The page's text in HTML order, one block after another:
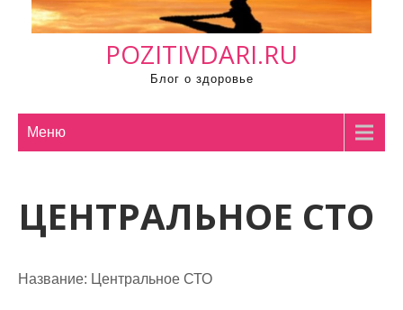
POZITIVDARI.RU
Блог о здоровье
Меню
ЦЕНТРАЛЬНОЕ СТО
Название: Центральное СТО